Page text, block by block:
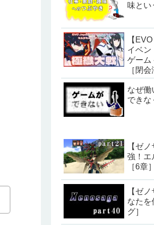
味とい
【
イベン
ゲーム
［閉会
なぜ働
できな
【ゼ
強！エ
［6章］
【ゼ
なたを
グ］